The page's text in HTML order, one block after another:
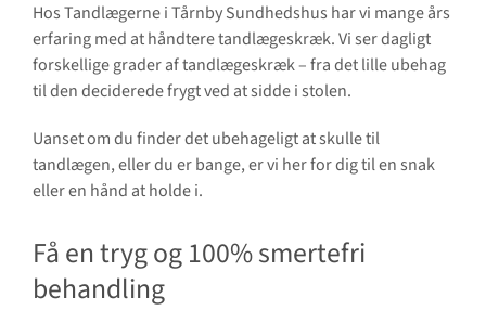
Hos Tandlægerne i Tårnby Sundhedshus har vi mange års
erfaring med at håndtere tandlægeskræk. Vi ser dagligt
forskellige grader af tandlægeskræk – fra det lille ubehag
til den deciderede frygt ved at sidde i stolen.
Uanset om du finder det ubehageligt at skulle til
tandlægen, eller du er bange, er vi her for dig til en snak
eller en hånd at holde i.
Få en tryg og 100% smertefri
behandling